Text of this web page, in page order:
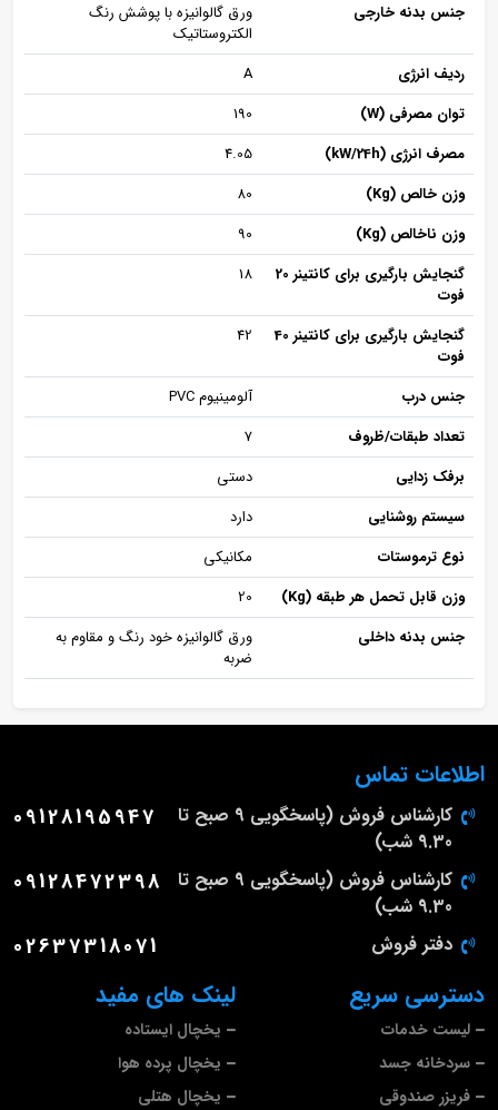
جنس بدنه خارجی
ورق گالوانیزه با پوشش رنگ
الکتروستاتیک
ردیف انرژی
A
توان مصرفی (W)
190
مصرف انرژی (kW/24h)
4.05
وزن خالص (Kg)
80
وزن ناخالص (Kg)
90
گنجایش بارگیری برای کانتینر 20
فوت
18
گنجایش بارگیری برای کانتینر 40
فوت
42
جنس درب
آلومینیوم PVC
تعداد طبقات/ظروف
7
برفک زدایی
دستی
سیستم روشنایی
دارد
نوع ترموستات
مکانیکی
وزن قابل تحمل هر طبقه (Kg)
20
جنس بدنه داخلی
ورق گالوانیزه خود رنگ و مقاوم به
ضربه
لینک های مفید
یخچال ایستاده
یخچال پرده هوا
یخچال هتلی
دسترسی سریع
لیست خدمات
سردخانه جسد
فریزر صندوقی
اطلاعات تماس
کارشناس فروش (پاسخگویی 9 صبح تا
9.30 شب)
09128195947
کارشناس فروش (پاسخگویی 9 صبح تا
9.30 شب)
09128472398
دفتر فروش 02637318071